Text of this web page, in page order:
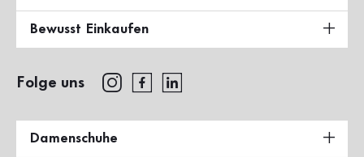
Bewusst Einkaufen
Folge uns
Damenschuhe